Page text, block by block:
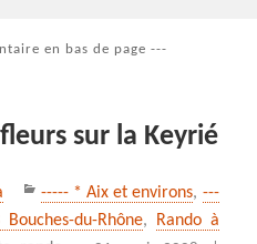
en bas de page ---
sur la Keyrié
Catégories
----- * Aix et environs, ---
Bouches-du-Rhône,
Rando à